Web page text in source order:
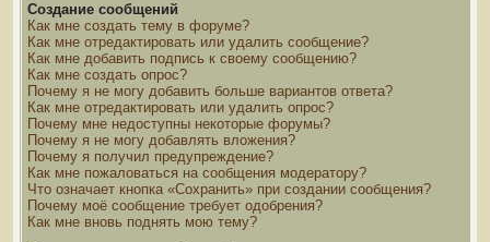
Создание сообщений
Как мне создать тему в форуме?
Как мне отредактировать или удалить сообщение?
Как мне добавить подпись к своему сообщению?
Как мне создать опрос?
Почему я не могу добавить больше вариантов ответа?
Как мне отредактировать или удалить опрос?
Почему мне недоступны некоторые форумы?
Почему я не могу добавлять вложения?
Почему я получил предупреждение?
Как мне пожаловаться на сообщения модератору?
Что означает кнопка «Сохранить» при создании сообщения?
Почему моё сообщение требует одобрения?
Как мне вновь поднять мою тему?